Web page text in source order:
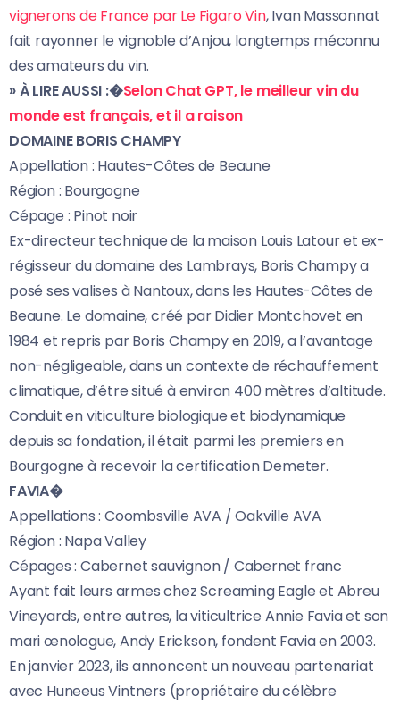
vignerons de France par Le Figaro Vin, Ivan Massonnat
fait rayonner le vignoble d’Anjou, longtemps méconnu
des amateurs du vin.
» À LIRE AUSSI :�Selon Chat GPT, le meilleur vin du
monde est français, et il a raison
DOMAINE BORIS CHAMPY
Appellation : Hautes-Côtes de Beaune
Région : Bourgogne
Cépage : Pinot noir
Ex-directeur technique de la maison Louis Latour et ex-
régisseur du domaine des Lambrays, Boris Champy a
posé ses valises à Nantoux, dans les Hautes-Côtes de
Beaune. Le domaine, créé par Didier Montchovet en
1984 et repris par Boris Champy en 2019, a l’avantage
non-négligeable, dans un contexte de réchauffement
climatique, d’être situé à environ 400 mètres d’altitude.
Conduit en viticulture biologique et biodynamique
depuis sa fondation, il était parmi les premiers en
Bourgogne à recevoir la certification Demeter.
FAVIA�
Appellations : Coombsville AVA / Oakville AVA
Région : Napa Valley
Cépages : Cabernet sauvignon / Cabernet franc
Ayant fait leurs armes chez Screaming Eagle et Abreu
Vineyards, entre autres, la viticultrice Annie Favia et son
mari œnologue, Andy Erickson, fondent Favia en 2003.
En janvier 2023, ils annoncent un nouveau partenariat
avec Huneeus Vintners (propriétaire du célèbre